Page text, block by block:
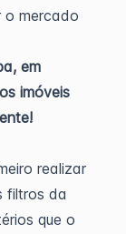
o mercado
em
imóveis
realizar
filtros da
que o